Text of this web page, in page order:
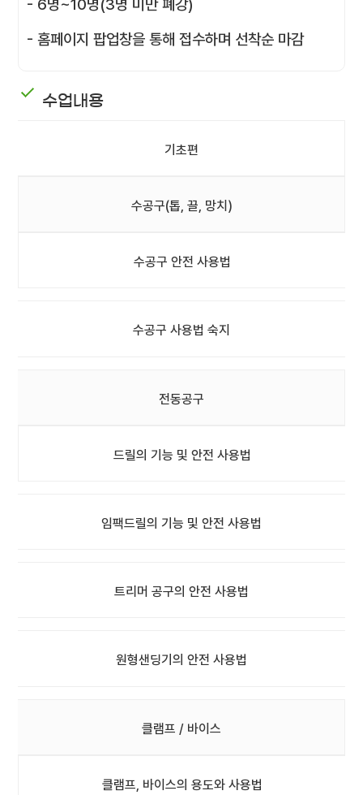
- 6명~10명(3명 미만 폐강)
- 홈페이지 팝업창을 통해 접수하며 선착순 마감
수업내용
기초편
수공구(톱, 끌, 망치)
수공구 안전 사용법
수공구 사용법 숙지
전동공구
드릴의 기능 및 안전 사용법
임팩드릴의 기능 및 안전 사용법
트리머 공구의 안전 사용법
원형샌딩기의 안전 사용법
클램프 / 바이스
클램프, 바이스의 용도와 사용법